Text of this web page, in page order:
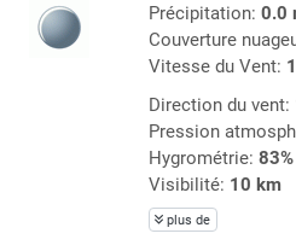
Précipitation: 0.0
Couverture
Vitesse du Vent:
Direction du vent:
Pression
Hygrométrie: 83%
Visibilité: 10 km
plus de